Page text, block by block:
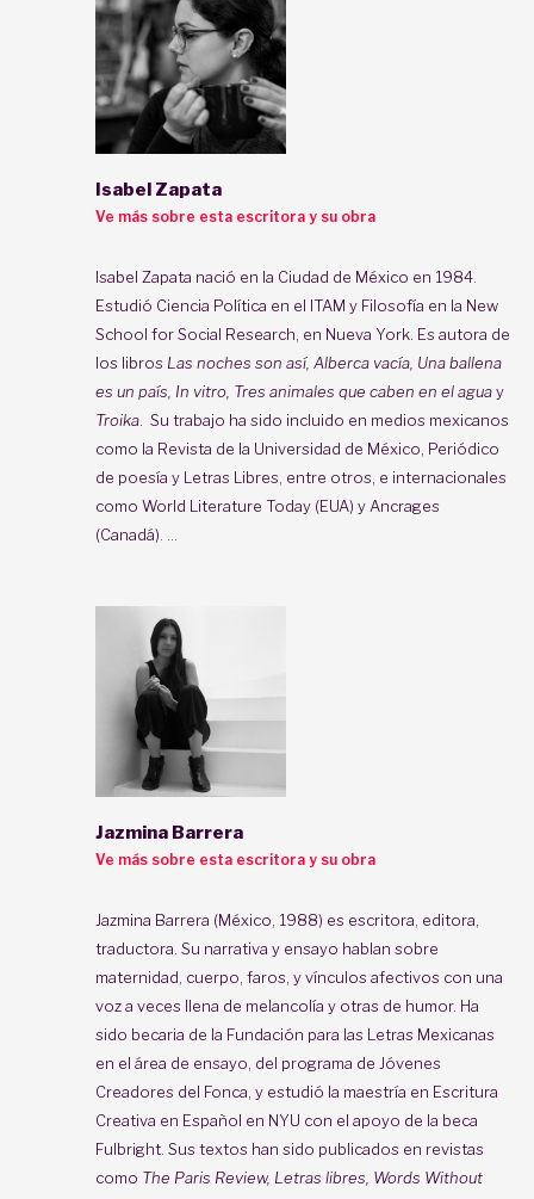
Isabel Zapata
Ve más sobre esta escritora y su obra
Isabel Zapata nació en la Ciudad de México en 1984.
Estudió Ciencia Política en el ITAM y Filosofía en la New
School for Social Research, en Nueva York. Es autora de
los libros Las noches son así, Alberca vacía, Una ballena
es un país, In vitro, Tres animales que caben en el aguay
Troika . Su trabajo ha sido incluido en medios mexicanos
como la Revista de la Universidad de México, Periódico
de poesía y Letras Libres, entre otros, e internacionales
como World Literature Today (EUA) y Ancrages
(Canadá). ...
Jazmina Barrera
Ve más sobre esta escritora y su obra
Jazmina Barrera (México, 1988) es escritora, editora,
traductora. Su narrativa y ensayo hablan sobre
maternidad, cuerpo, faros, y vínculos afectivos con una
voz a veces llena de melancolía y otras de humor. Ha
sido becaria de la Fundación para las Letras Mexicanas
en el área de ensayo, del programa de Jóvenes
Creadores del Fonca, y estudió la maestría en Escritura
Creativa en Español en NYU con el apoyo de la beca
Fulbright. Sus textos han sido publicados en revistas
como The Paris Review, Letras libres, Words Without